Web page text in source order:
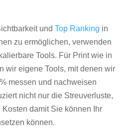
und Top Ranking in
zu ermöglichen, verwenden
Tools. Für Print wie in
wir eigene Tools, mit denen wir
messen und nachweisen
nicht nur die Streuverluste,
damit Sie können Ihr
können.